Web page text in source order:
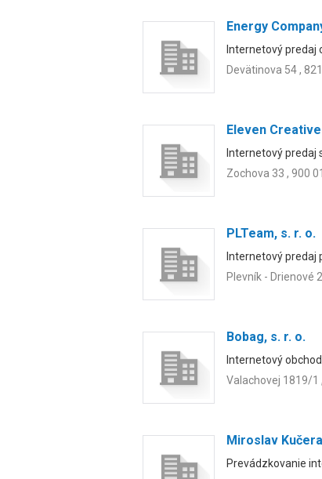
Energy
Internetový predaj
Devätinova 54 ,
Eleven
Internetový predaj
Zochova 33 , 900
PLTeam, s. r. o.
Internetový predaj
Plevník - Drienové
Bobag, s. r. o.
Internetový
Valachovej 1819/1
Miroslav Kučera
Prevádzkovanie